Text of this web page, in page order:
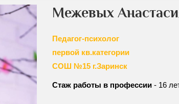
Межевых
Педагог-психолог
первой кв.категории
СОШ №15 г.Заринск
Стаж работы в профессии - 16